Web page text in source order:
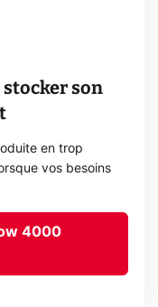
stocker son
en trop
vos besoins
4000